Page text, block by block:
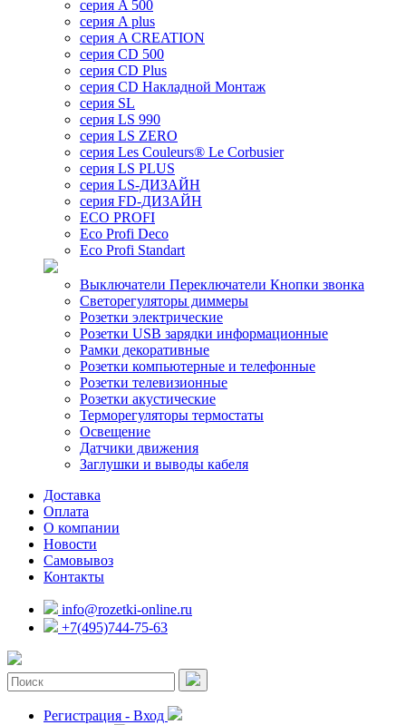
серия A 500
серия A plus
серия A CREATION
серия CD 500
серия CD Plus
серия CD Накладной Монтаж
серия SL
серия LS 990
серия LS ZERO
серия Les Couleurs® Le Corbusier
серия LS PLUS
серия LS-ДИЗАЙН
серия FD-ДИЗАЙН
ECO PROFI
Eco Profi Deco
Eco Profi Standart
Выключатели Переключатели Кнопки звонка
Светорегуляторы диммеры
Розетки электрические
Розетки USB зарядки информационные
Рамки декоративные
Розетки компьютерные и телефонные
Розетки телевизионные
Розетки акустические
Терморегуляторы термостаты
Освещение
Датчики движения
Заглушки и выводы кабеля
Доставка
Оплата
О компании
Новости
Самовывоз
Контакты
info@rozetki-online.ru
+7(495)744-75-63
Регистрация - Вход